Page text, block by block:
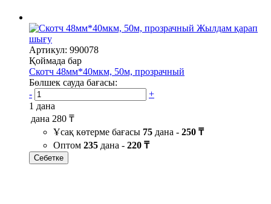
Жылдам қарап
шығу
Артикул: 990078
Қоймада бар
Скотч 48мм*40мкм, 50м, прозрачный
Бөлшек сауда бағасы:
-
+
1 дана
дана 280 ₸
Ұсақ көтерме бағасы 75 дана - 250 ₸
Оптом 235 дана - 220 ₸
Себетке